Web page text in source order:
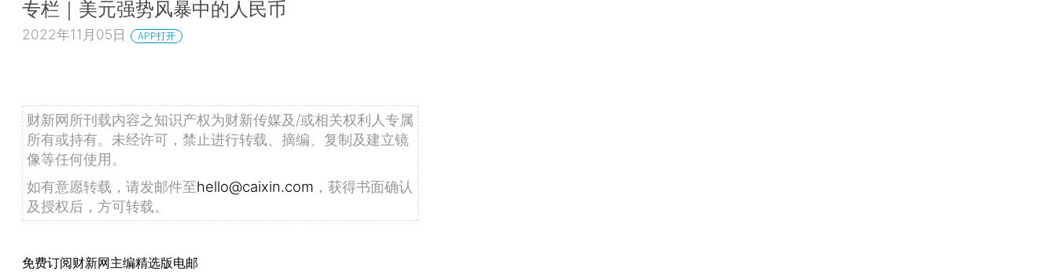
专栏｜美元强势风暴中的人民币
2022年11月05日 APP打开
财新网所刊载内容之知识产权为财新传媒及/或相关权利人专属
所有或持有。未经许可，禁止进行转载、摘编、复制及建立镜
像等任何使用。
如有意愿转载，请发邮件至hello@caixin.com ，获得书面确认
及授权后，方可转载。
免费订阅财新网主编精选版电邮